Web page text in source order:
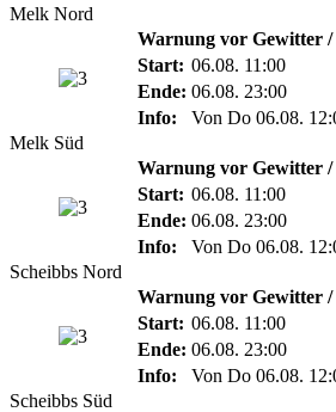
Melk Nord
Warnung vor Gewitter /
Start: 06.08. 11:00
Ende: 06.08. 23:00
Info:
Von Do 06.08.
Melk Süd
Warnung vor Gewitter /
Start: 06.08. 11:00
Ende: 06.08. 23:00
Info:
Von Do 06.08.
Scheibbs Nord
Warnung vor Gewitter /
Start: 06.08. 11:00
Ende: 06.08. 23:00
Info:
Von Do 06.08.
Scheibbs Süd